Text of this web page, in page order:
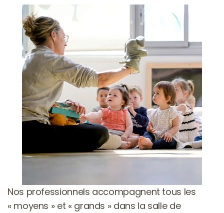
Nos professionnels accompagnent tous les
« moyens » et « grands » dans la salle de